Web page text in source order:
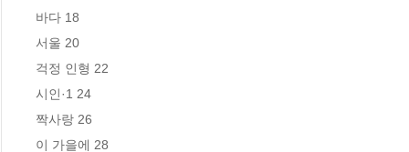
바다 18
서울 20
걱정 인형 22
시인·1 24
짝사랑 26
이 가을에 28